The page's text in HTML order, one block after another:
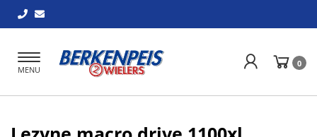
Toggle
navigation
MENU
0